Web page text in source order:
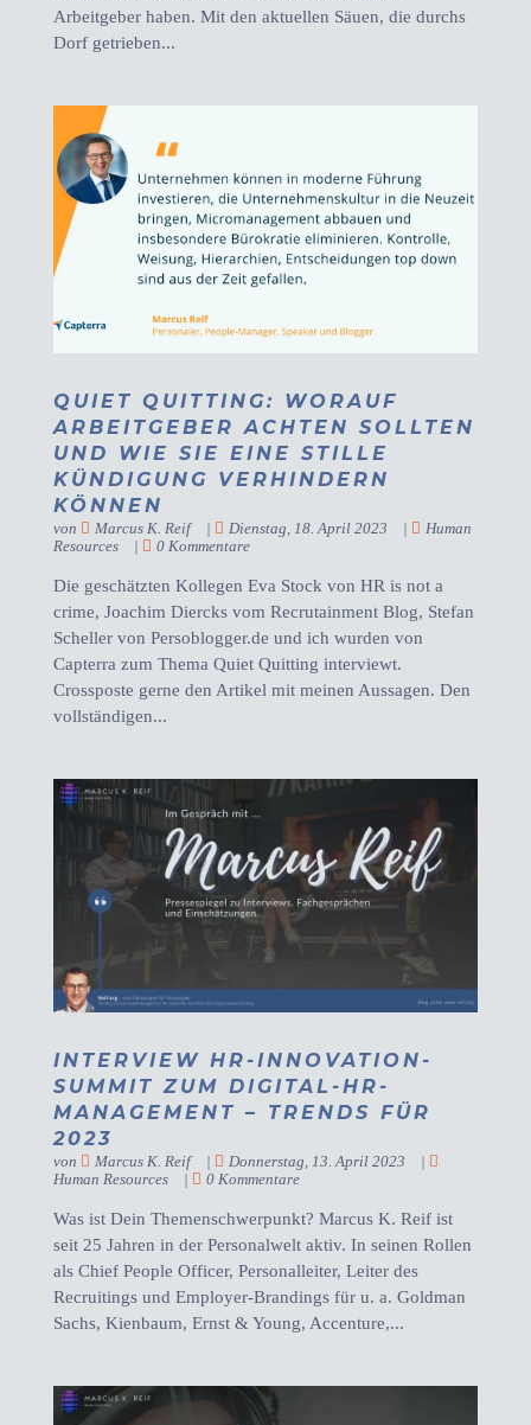
Arbeitgeber haben. Mit den aktuellen Säuen, die durchs
Dorf getrieben...
QUIET QUITTING: WORAUF
ARBEITGEBER ACHTEN SOLLTEN
UND WIE SIE EINE STILLE
KÜNDIGUNG VERHINDERN
KÖNNEN
von Marcus K. Reif | Dienstag, 18. April 2023 |
Human
Resources
| 0 Kommentare
Die geschätzten Kollegen Eva Stock von HR is not a
crime, Joachim Diercks vom Recrutainment Blog, Stefan
Scheller von Persoblogger.de und ich wurden von
Capterra zum Thema Quiet Quitting interviewt.
Crossposte gerne den Artikel mit meinen Aussagen. Den
vollständigen...
INTERVIEW HR-INNOVATION-
SUMMIT ZUM DIGITAL-HR-
MANAGEMENT – TRENDS FÜR
2023
von Marcus K. Reif | Donnerstag, 13. April 2023
|
Human Resources
| 0 Kommentare
Was ist Dein Themenschwerpunkt? Marcus K. Reif ist
seit 25 Jahren in der Personalwelt aktiv. In seinen Rollen
als Chief People Officer, Personalleiter, Leiter des
Recruitings und Employer-Brandings für u. a. Goldman
Sachs, Kienbaum, Ernst & Young, Accenture,...